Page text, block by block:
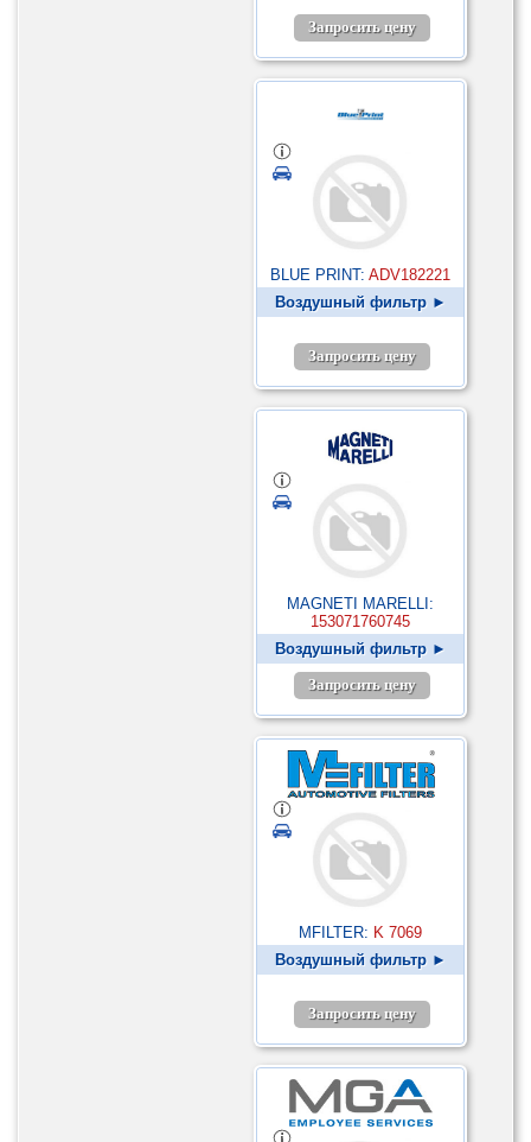
Запросить цену
BLUE PRINT: ADV182221
Воздушный фильтр ►
Запросить цену
MAGNETI MARELLI:
153071760745
Воздушный фильтр ►
Запросить цену
MFILTER: K 7069
Воздушный фильтр ►
Запросить цену